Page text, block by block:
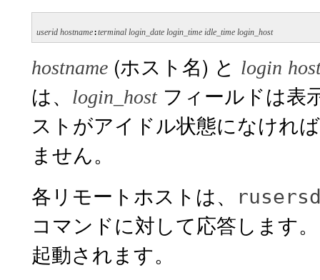
userid hostname:terminal login_date login_time idle_time login_host
hostname (ホスト名) と login
は、 login_hostフィールドは表
ストがアイドル状態になけれ
ません。
各リモートホストは、
コマンドに対して応答します
起動されます。